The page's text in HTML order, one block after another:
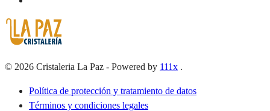
© 2026 Cristaleria La Paz - Powered by 111x .
Política de protección y tratamiento de datos
Términos y condiciones legales